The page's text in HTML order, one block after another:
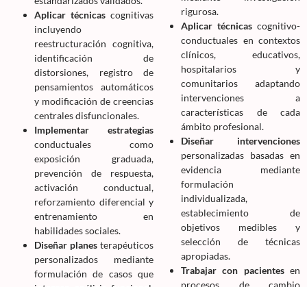
Aplicar técnicas cognitivas
incluyendo
reestructuración cognitiva,
identificación de
distorsiones, registro de
pensamientos automáticos
y modificación de creencias
centrales disfuncionales.
Implementar estrategias
conductuales como
exposición graduada,
prevención de respuesta,
activación conductual,
reforzamiento diferencial y
entrenamiento en
habilidades sociales.
Diseñar planes terapéuticos
personalizados mediante
formulación de casos que
rigurosa.
Aplicar técnicas cognitivo-
conductuales en contextos
clínicos, educativos,
hospitalarios y
comunitarios adaptando
intervenciones a
características de cada
ámbito profesional.
Diseñar intervenciones
personalizadas basadas en
evidencia mediante
formulación
individualizada,
establecimiento de
objetivos medibles y
selección de técnicas
apropiadas.
Trabajar con pacientesen